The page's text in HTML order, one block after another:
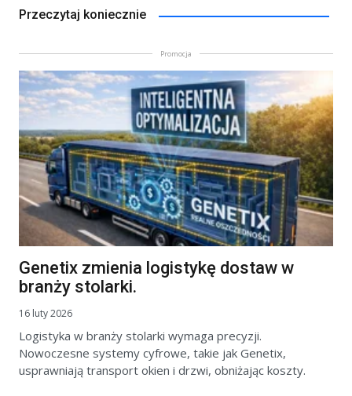
Przeczytaj koniecznie
Promocja
Genetix zmienia logistykę dostaw w
branży stolarki.
16 luty 2026
Logistyka w branży stolarki wymaga precyzji.
Nowoczesne systemy cyfrowe, takie jak Genetix,
usprawniają transport okien i drzwi, obniżając koszty.